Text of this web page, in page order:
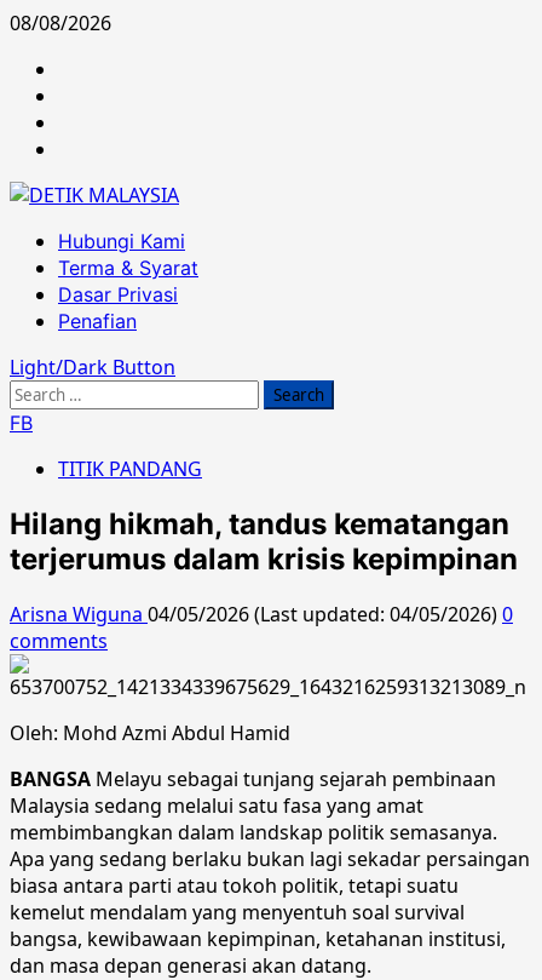
Skip
content
08/08/2026
Primary
Menu
Hubungi Kami
Terma & Syarat
Dasar Privasi
Penafian
Light/Dark Button
Search
for:
FB
TITIK PANDANG
Hilang hikmah, tandus kematangan
terjerumus dalam krisis kepimpinan
Arisna Wiguna 04/05/2026 (Last updated: 04/05/2026)0
comments
Oleh: Mohd Azmi Abdul Hamid
BANGSA Melayu sebagai tunjang sejarah pembinaan
Malaysia sedang melalui satu fasa yang amat
membimbangkan dalam landskap politik semasanya.
Apa yang sedang berlaku bukan lagi sekadar persaingan
biasa antara parti atau tokoh politik, tetapi suatu
kemelut mendalam yang menyentuh soal survival
bangsa, kewibawaan kepimpinan, ketahanan institusi,
dan masa depan generasi akan datang.